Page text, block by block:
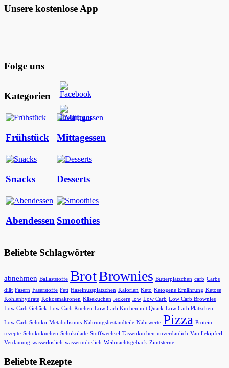
Unsere kostenlose App
Folge uns
Kategorien
Frühstück Mittagessen
Snacks Desserts
Abendessen Smoothies
Beliebte Schlagwörter
abnehmen Ballaststoffe BrotBrownies Butterplätzchen carb Carbs
diät Fasern Faserstoffe Fett Haselnussplätzchen Kalorien Keto Ketogene Ernährung Ketose
Kohlenhydrate Kokosmakronen Käsekuchen leckere low Low Carb Low Carb Brownies
Low Carb Gebäck Low Carb Kuchen Low Carb Kuchen mit Quark Low Carb Plätzchen
Low Carb Schoko Metabolismus Nahrungsbestandteile Nährwerte Pizza Protein
rezepte Schokokuchen Schokolade Stoffwechsel Tassenkuchen unverdaulich Vanillekipferl
Verdauung wasserlöslich wasserunlöslich Weihnachtsgebäck Zimtsterne
Beliebte Rezepte